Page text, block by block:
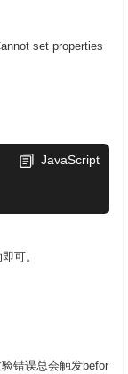
set properties
JavaScript
可。
错误总会触发befor